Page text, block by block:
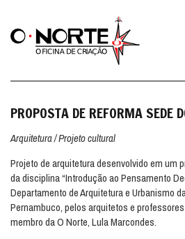
O
Norte
PROPOSTA DE REFORMA SEDE
Arquitetura / Projeto cultural
Projeto de arquitetura desenvolvido em um
da disciplina “Introdução ao Pensamento
Departamento de Arquitetura e Urbanismo
Pernambuco, pelos arquitetos e
membro da O Norte, Lula Marcondes.